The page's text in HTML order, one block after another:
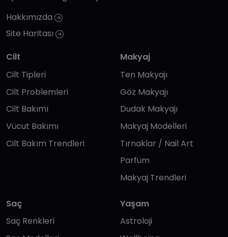
Hakkımızda
Site Haritası
Cilt
Cilt Tipleri
Cilt Problemleri
Cilt Bakımı
Vücut Bakımı
Cilt Bakım Trendleri
Makyaj
Ten Makyajı
Göz Makyajı
Dudak Makyajı
Makyaj Modelleri
Tırnaklar / Nail Art
Parfüm
Makyaj Trendleri
Saç
Saç Renkleri
Yaşam
Astroloji